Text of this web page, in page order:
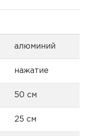
алюминий
нажатие
50 см
25 см